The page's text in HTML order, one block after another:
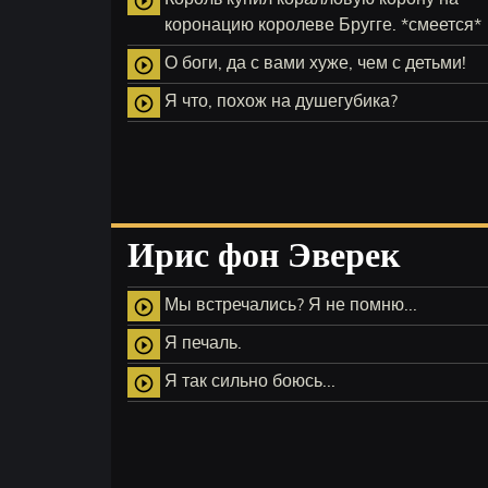
коронацию королеве Бругге. *смеется*
play_circle_outline О боги, да с вами хуже, чем с детьми!
play_circle_outline Я что, похож на душегубика?
Ирис фон Эверек
play_circle_outline Мы встречались? Я не помню...
play_circle_outline Я печаль.
play_circle_outline Я так сильно боюсь...